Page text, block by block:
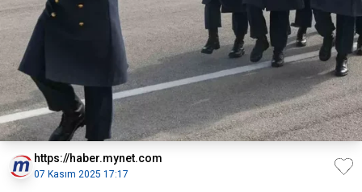
https://haber.mynet.com
07 Kasım 2025 17:17